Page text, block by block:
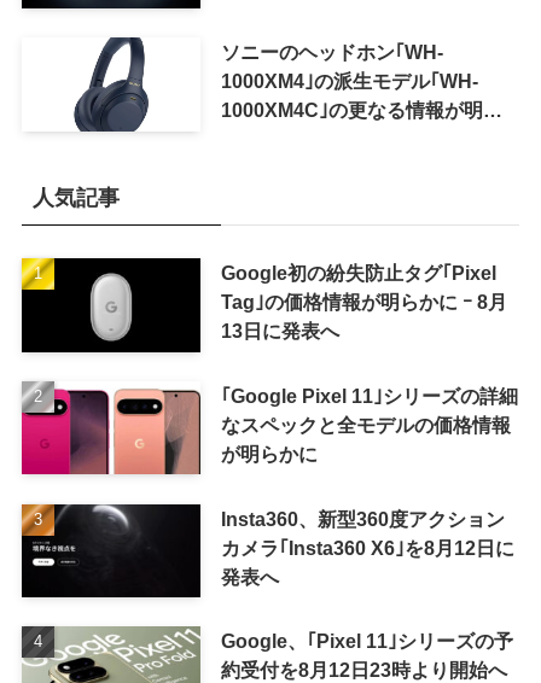
ソニーのヘッドホン｢WH-
1000XM4｣の派生モデル｢WH-
1000XM4C｣の更なる情報が明ら
人気記事
Google初の紛失防止タグ｢Pixel
Tag｣の価格情報が明らかに ｰ 8月
13日に発表へ
｢Google Pixel 11｣シリーズの詳細
なスペックと全モデルの価格情報
が明らかに
Insta360、新型360度アクション
カメラ｢Insta360 X6｣を8月12日に
発表へ
Google、｢Pixel 11｣シリーズの予
約受付を8月12日23時より開始へ